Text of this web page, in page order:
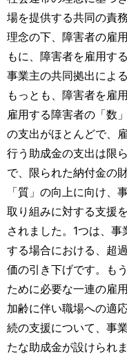
場を提供する共同の責
理念の下、障害者の雇
もに、障害者を雇用す
事業主の共同拠出によ
もっとも、障害者を雇
雇用する障害者の「数
の支出がほとんどで、
行う助成金の支出は限
で、限られた納付金の
「質」の向上に向け、
取り組みに対する支援
されました。1つは、
する場合における、超
価の引き下げです。も
ために必要な一連の雇
加齢に伴い職場への適
続の支援について、事
たな助成金が設けられ